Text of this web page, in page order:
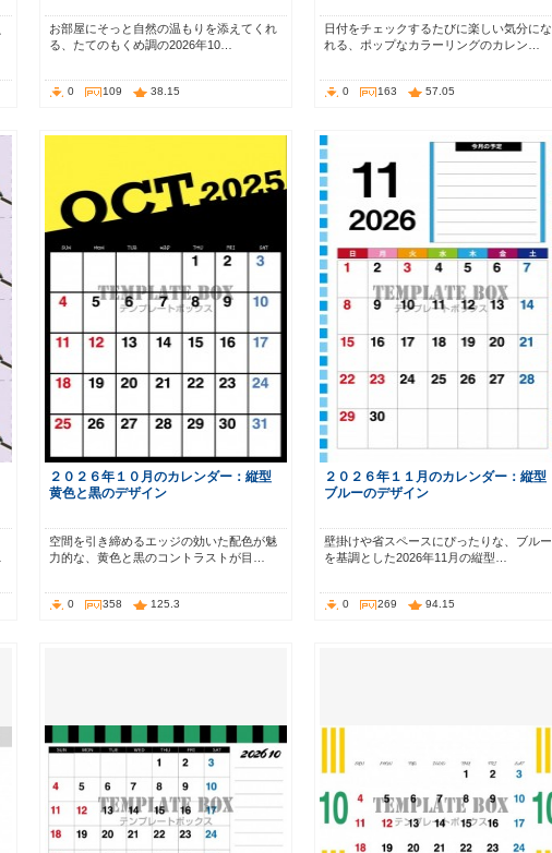
お部屋にそっと自然の温もりを添えてくれ
る、たてのもくめ調の2026年10…
0 109 38.15
日付をチェックするたびに楽しい気分にな
れる、ポップなカラーリングのカレン…
0 163 57.05
２０２６年１０月のカレンダー：縦型
黄色と黒のデザイン
空間を引き締めるエッジの効いた配色が魅
力的な、黄色と黒のコントラストが目…
0 358 125.3
２０２６年１１月のカレンダー：縦型
ブルーのデザイン
壁掛けや省スペースにぴったりな、ブルー
を基調とした2026年11月の縦型…
0 269 94.15